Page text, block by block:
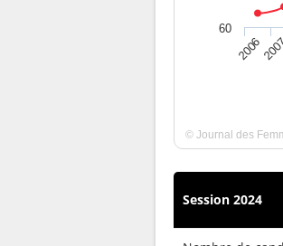
2006
60
© Journal des
Session 2024